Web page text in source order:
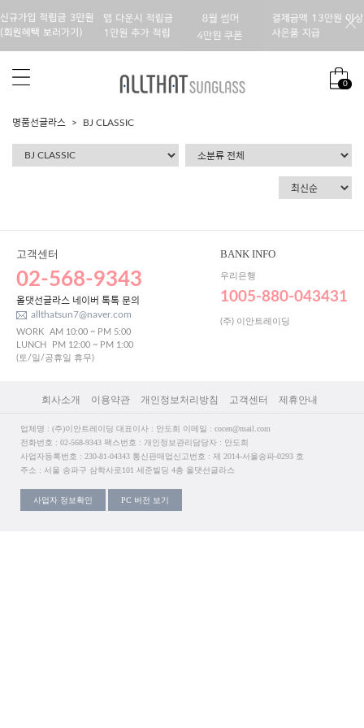
0
명품선글라스 BJ CLASSIC
고객센터
02-568-9343
올댓선글라스 네이버 톡톡 문의
allthatsun7@naver.com
WORK
AM 10:00 ~ PM 5:00
LUNCH
PM 12:00 ~ PM 1:00
(토/일/공휴일 휴무)
BANK INFO
우리은행
1005-880-043431
(주) 이안트레이딩
회사소개 이용약관 개인정보처리방침 고객센터 제휴안내
업체명 : (주)이안트레이딩 대표이사 : 안도희 이메일 : cocen@mail.com
전화번호 : 02-568-9343 팩스번호 : 개인정보관리담당자 : 안도희
사업자등록번호 : 230-81-04343 통신판매업신고번호 : 제 2014-서울송파-0293 호
주소 : 서울 송파구 삼학사로101 세준빌딩 4층 올댓선글라스
사업자 정보확인 PC 버전 보기